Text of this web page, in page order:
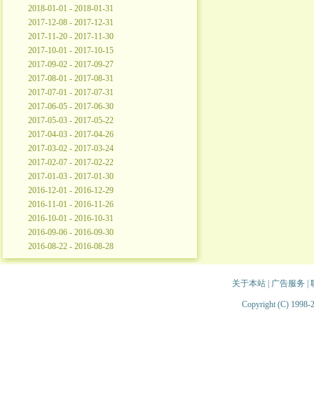
2018-01-01 - 2018-01-31
2017-12-08 - 2017-12-31
2017-11-20 - 2017-11-30
2017-10-01 - 2017-10-15
2017-09-02 - 2017-09-27
2017-08-01 - 2017-08-31
2017-07-01 - 2017-07-31
2017-06-05 - 2017-06-30
2017-05-03 - 2017-05-22
2017-04-03 - 2017-04-26
2017-03-02 - 2017-03-24
2017-02-07 - 2017-02-22
2017-01-03 - 2017-01-30
2016-12-01 - 2016-12-29
2016-11-01 - 2016-11-26
2016-10-01 - 2016-10-31
2016-09-06 - 2016-09-30
2016-08-22 - 2016-08-28
关于本站| 广告服务
Copyright (C) 1998-